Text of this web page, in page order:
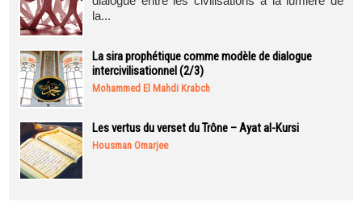
la...
La sira prophétique comme modèle de dialogue
intercivilisationnel (2/3)
Mohammed El Mahdi Krabch
Les vertus du verset du Trône – Ayat al-Kursi
Housman Omarjee